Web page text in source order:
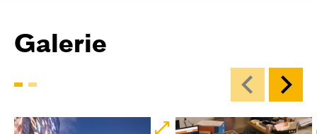
Mi, 21.10. / 10:00 – 11:00
Das NEIN­horn
Galerie